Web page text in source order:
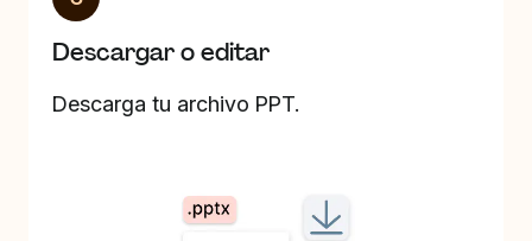
Descargar o editar
Descarga tu archivo PPT.